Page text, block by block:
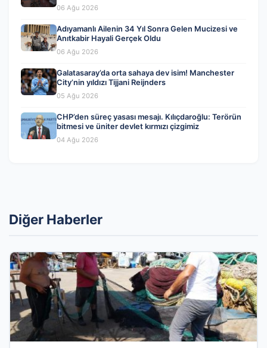
06 Ağu 2026
Adıyamanlı Ailenin 34 Yıl Sonra Gelen Mucizesi ve
Anıtkabir Hayali Gerçek Oldu
06 Ağu 2026
Galatasaray’da orta sahaya dev isim! Manchester
City’nin yıldızı Tijjani Reijnders
05 Ağu 2026
CHP’den süreç yasası mesajı. Kılıçdaroğlu: Terörün
bitmesi ve üniter devlet kırmızı çizgimiz
04 Ağu 2026
Diğer Haberler